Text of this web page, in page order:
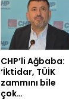
CHP’li Ağbaba:
‘İktidar, TÜİK
zammını bile
çok…